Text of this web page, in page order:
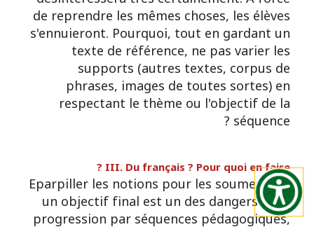
de reprendre les mêmes choses, les élèves
s'ennuieront. Pourquoi, tout en gardant un
texte de référence, ne pas varier les
supports (autres textes, corpus de
phrases, images de toutes sortes) en
respectant le thème ou l'objectif de la
séquence ?
III. Du français ? Pour quoi en faire ?
Eparpiller les notions pour les soumettre à
un objectif final est un des dangers de la
progression par séquences pédagogiques,